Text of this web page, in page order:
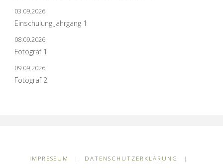
03.09.2026
Einschulung Jahrgang 1
08.09.2026
Fotograf 1
09.09.2026
Fotograf 2
IMPRESSUM | DATENSCHUTZERKLÄRUNG
|